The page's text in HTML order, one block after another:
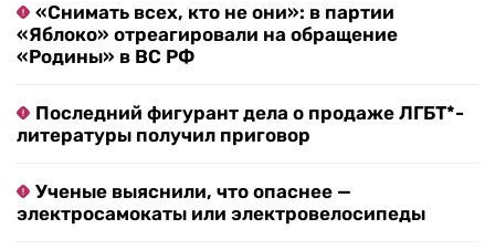
«Снимать всех, кто не они»: в партии
«Яблоко» отреагировали на обращение
«Родины» в ВС РФ
Последний фигурант дела о продаже ЛГБТ*-
литературы получил приговор
Ученые выяснили, что опаснее —
электросамокаты или электровелосипеды